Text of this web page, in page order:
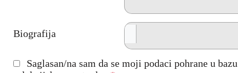
Biografija
Saglasan/na sam da se moji podaci pohrane u